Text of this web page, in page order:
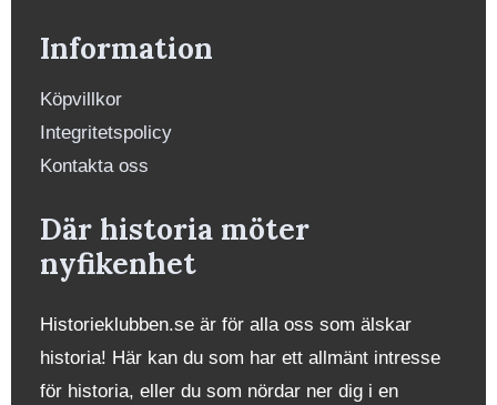
Information
Köpvillkor
Integritetspolicy
Kontakta oss
Där historia möter
nyfikenhet
Historieklubben.se är för alla oss som älskar
historia! Här kan du som har ett allmänt intresse
för historia, eller du som nördar ner dig i en